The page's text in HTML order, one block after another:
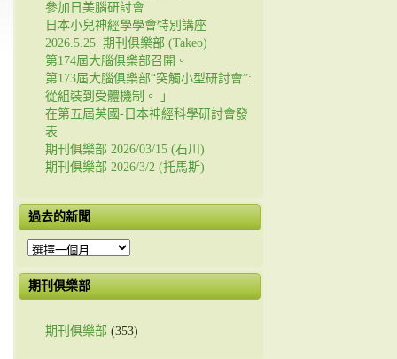
參加日美腦研討會
日本小兒神經學學會特別講座
2026.5.25. 期刊俱樂部 (Takeo)
第174屆大腦俱樂部召開。
第173屆大腦俱樂部“突觸小型研討會”:
從組裝到受體機制。 」
在第五屆英國-日本神經科學研討會發
表
期刊俱樂部 2026/03/15 (石川)
期刊俱樂部 2026/3/2 (托馬斯)
過去的新聞
過
的
新
期刊俱樂部
期刊俱樂部 (353)